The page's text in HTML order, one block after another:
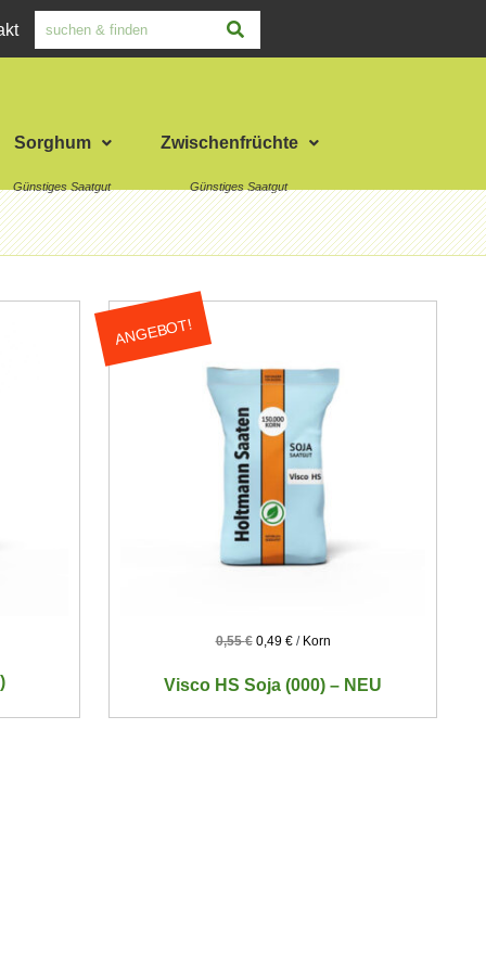
Sorghum Zwischenfrüchte
ANGEBOT!
0,55€ 0,49 €/ Korn
Visco HS Soja (000) – NEU